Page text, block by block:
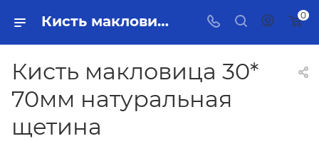
Кисть макловица 30* 70мм натуральная щетина Тольятти - купить в интернет-магазине, каталог с ценами и характеристиками 0
Кисть макловица 30*
70мм натуральная
щетина